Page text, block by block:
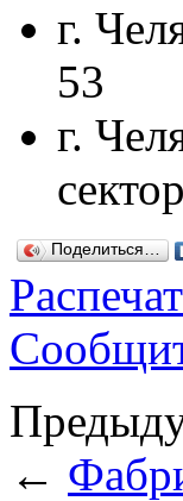
г.
53
г.
Поделиться…
←